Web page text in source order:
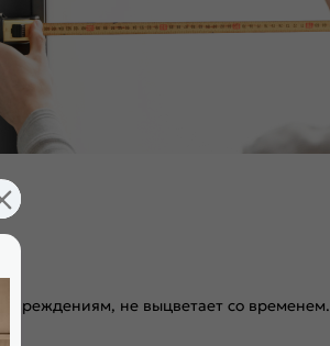
не выцветает со временем.